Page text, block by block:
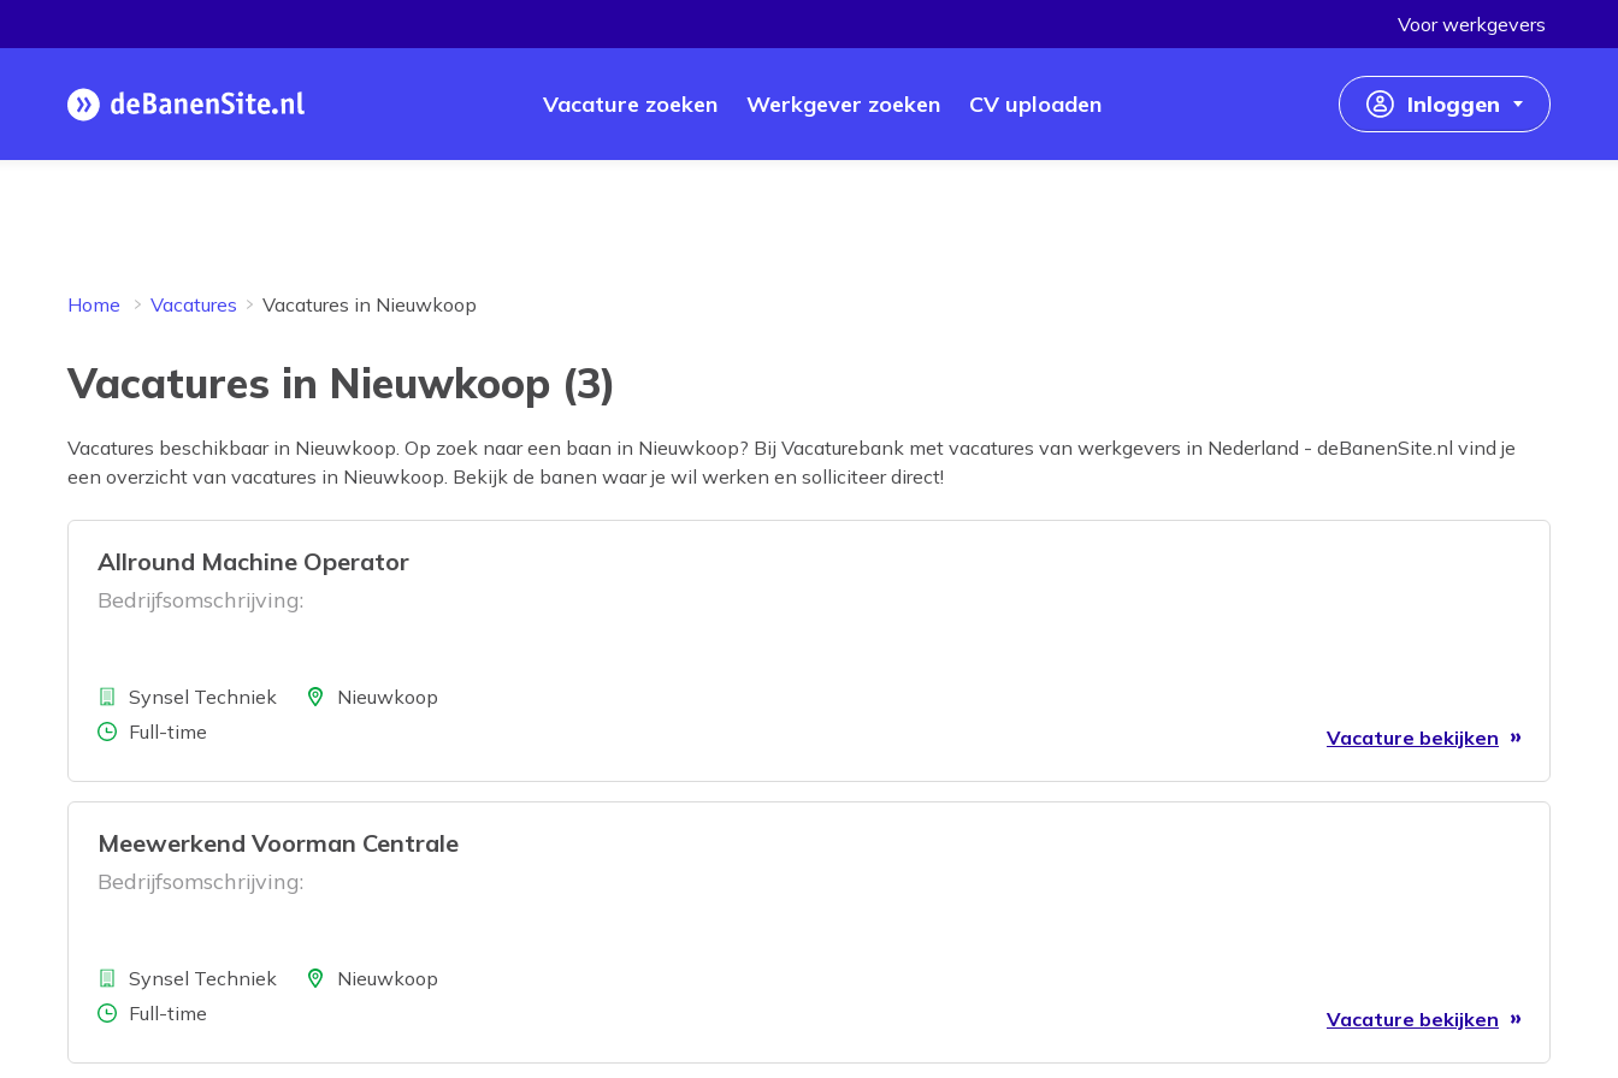
Homepage Vacature zoeken Werkgever zoeken CV uploaden
Voor werkgevers
Inloggen
Home Vacatures Vacatures in Nieuwkoop
Vacatures in Nieuwkoop (3)
Vacatures beschikbaar in Nieuwkoop. Op zoek naar een baan in Nieuwkoop? Bij Vacaturebank met vacatures van werkgevers in Nederland - deBanenSite.nl vind je
een overzicht van vacatures in Nieuwkoop. Bekijk de banen waar je wil werken en solliciteer direct!
Allround Machine Operator
Bedrijfsomschrijving:
BedrijfSynsel Techniek LocatieNieuwkoop
Aantal uren
Full-time Vacature bekijken
Meewerkend Voorman Centrale
Bedrijfsomschrijving:
BedrijfSynsel Techniek LocatieNieuwkoop
Aantal uren
Full-time Vacature bekijken